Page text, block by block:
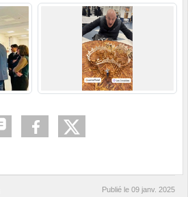
Publié le 09 janv. 2025